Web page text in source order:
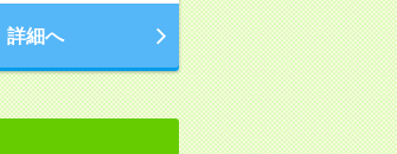
詳細へ